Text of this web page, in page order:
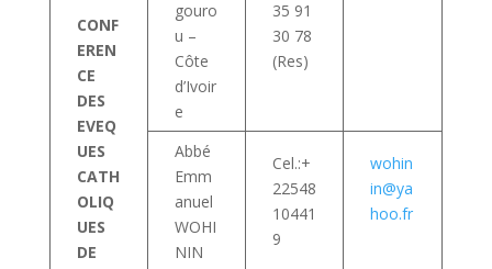
CONF
EREN
CE
DES
EVEQ
UES
CATH
OLIQ
UES
DE
gouro
u –
Côte
d’Ivoir
e
35 91
30 78
(Res)
Abbé
Emm
anuel
WOHI
NIN
Cel.:+
22548
10441
9
wohin
in@ya
hoo.fr